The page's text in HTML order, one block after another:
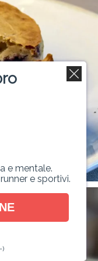
e mentale.
e sportivi.
)